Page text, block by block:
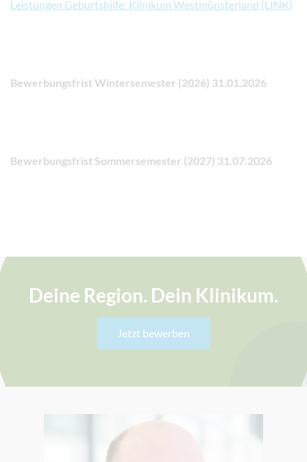
Leistungen Geburtshilfe: Klinikum Westmünsterland (LINK)
Bewerbungsfrist Wintersemester (2026) 31.01.2026
Bewerbungsfrist Sommersemester (2027) 31.07.2026
Deine Region. Dein Klinikum.
Jetzt bewerben